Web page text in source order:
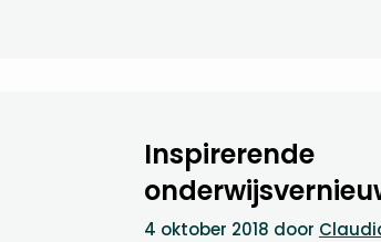
Inspirerende
4 oktober 2018 door